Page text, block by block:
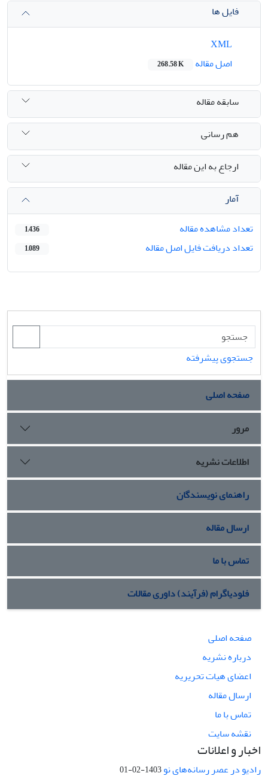
فایل ها
اصل مقاله
268.58 K
سابقه مقاله
هم رسانی
ارجاع به این مقاله
آمار
تعداد مشاهده مقاله
1,436
تعداد دریافت فایل اصل مقاله 1,089
جستجوی پیشرفته
صفحه اصلی
مرور
اطلاعات نشریه
راهنمای نویسندگان
ارسال مقاله
تماس با ما
فلودیاگرام (فرآیند) داوری مقالات
صفحه اصلی
درباره نشریه
اعضای هیات تحریریه
ارسال مقاله
تماس با ما
نقشه سایت
اخبار و اعلانات
رادیو در عصر رسانه‌های نو1403-02-01